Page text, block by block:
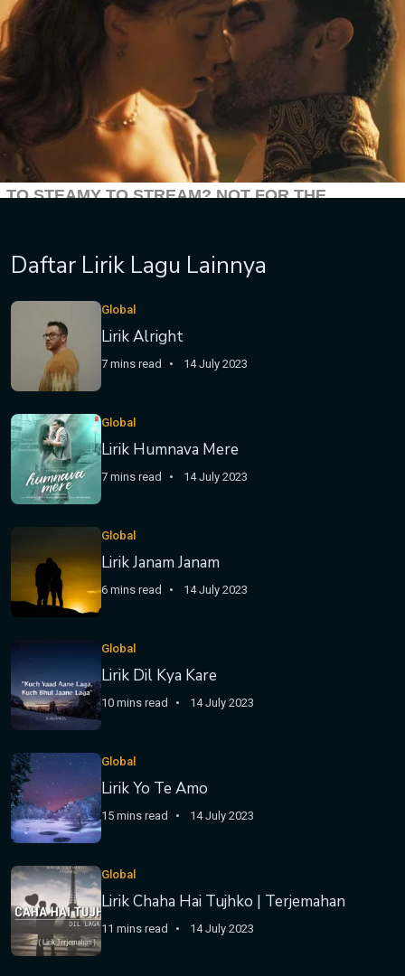
Daftar Lirik Lagu Lainnya
Global
Lirik Alright
7 mins read 14 July 2023
Global
Lirik Humnava Mere
7 mins read 14 July 2023
Global
Lirik Janam Janam
6 mins read 14 July 2023
Global
Lirik Dil Kya Kare
10 mins read 14 July 2023
Global
Lirik Yo Te Amo
15 mins read 14 July 2023
Global
Lirik Chaha Hai Tujhko | Terjemahan
11 mins read 14 July 2023